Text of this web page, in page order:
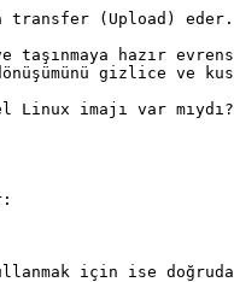
transfer (Upload) eder.
hazır
gizlice ve
Linux imajı var
için ise